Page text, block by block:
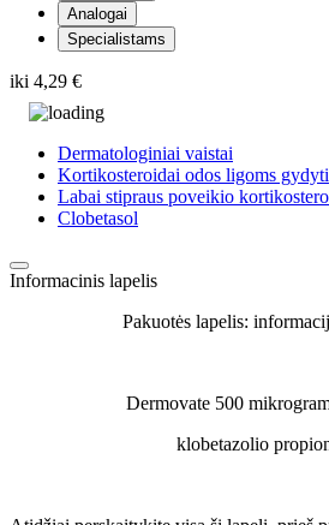
Analogai
Specialistams
iki 4,29 €
Dermatologiniai vaistai
Kortikosteroidai odos ligoms gydyti
Labai stipraus poveikio
Clobetasol
Informacinis lapelis
Pakuotės lapelis:
Dermovate 500
klobetazolio